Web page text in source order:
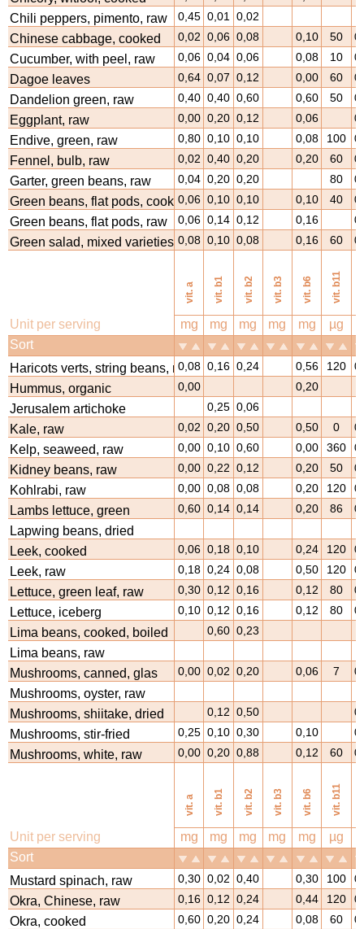
Chili peppers, pimento, raw 0,45 0,01 0,02
Chinese cabbage, cooked 0,02 0,06 0,08 0,10 50
Cucumber, with peel, raw 0,06 0,04 0,06 0,08 10
Dagoe leaves 0,64 0,07 0,12 0,00 60
Dandelion green, raw 0,40 0,40 0,60 0,60 50
Eggplant, raw 0,00 0,20 0,12 0,06
Endive, green, raw 0,80 0,10 0,10 0,08 100
Fennel, bulb, raw 0,02 0,40 0,20 0,20 60
Garter, green beans, raw 0,04 0,20 0,20 80
Green beans, flat pods, cooked0,06 0,10 0,10 0,10 40
Green beans, flat pods, raw 0,06 0,14 0,12 0,16
Green salad, mixed varieties 0,08 0,10 0,08 0,16 60
vit. a vit. b1 vit. b2 vit. b3 vit. b6 vit. b11
Unit per serving mg mg mg mg mg µg
Sort
Haricots verts, string beans, raw
0,08 0,16 0,24 0,56 120
Hummus, organic 0,00 0,20
Jerusalem artichoke 0,25 0,06
Kale, raw 0,02 0,20 0,50 0,50 0
Kelp, seaweed, raw 0,00 0,10 0,60 0,00 360
Kidney beans, raw 0,00 0,22 0,12 0,20 50
Kohlrabi, raw 0,00 0,08 0,08 0,20 120
Lambs lettuce, green 0,60 0,14 0,14 0,20 86
Lapwing beans, dried
Leek, cooked
0,06 0,18 0,10 0,24 120
Leek, raw 0,18 0,24 0,08 0,50 120
Lettuce, green leaf, raw 0,30 0,12 0,16 0,12 80
Lettuce, iceberg 0,10 0,12 0,16 0,12 80
Lima beans, cooked, boiled 0,60 0,23
Lima beans, raw
Mushrooms, canned, glas
0,00 0,02 0,20 0,06 7
Mushrooms, oyster, raw
Mushrooms, shiitake, dried
0,12 0,50
Mushrooms, stir-fried 0,25 0,10 0,30 0,10
Mushrooms, white, raw 0,00 0,20 0,88 0,12 60
vit. a vit. b1 vit. b2 vit. b3 vit. b6 vit. b11
Unit per serving mg mg mg mg mg µg
Sort
Mustard spinach, raw
0,30 0,02 0,40 0,30 100
Okra, Chinese, raw 0,16 0,12 0,24 0,44 120
Okra, cooked 0,60 0,20 0,24 0,08 60